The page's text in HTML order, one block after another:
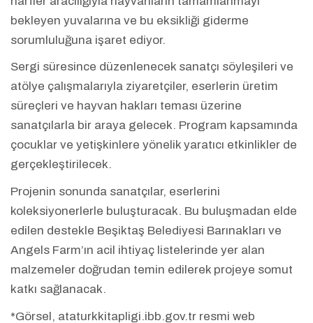
bekleyen yuvalarına ve bu eksikliği giderme
sorumluluğuna işaret ediyor.
Sergi süresince düzenlenecek sanatçı söyleşileri ve
atölye çalışmalarıyla ziyaretçiler, eserlerin üretim
süreçleri ve hayvan hakları teması üzerine
sanatçılarla bir araya gelecek. Program kapsamında
çocuklar ve yetişkinlere yönelik yaratıcı etkinlikler de
gerçekleştirilecek.
Projenin sonunda sanatçılar, eserlerini
koleksiyonerlerle buluşturacak. Bu buluşmadan elde
edilen destekle Beşiktaş Belediyesi Barınakları ve
Angels Farm’ın acil ihtiyaç listelerinde yer alan
malzemeler doğrudan temin edilerek projeye somut
katkı sağlanacak.
*Görsel, ataturkkitapligi.ibb.gov.tr resmi web